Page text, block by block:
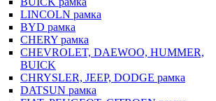
LINCOLN рамка
BYD рамка
CHERY рамка
CHEVROLET, DAEWOO, HUMMER,
BUICK
CHRYSLER, JEEP, DODGE рамка
DATSUN рамка